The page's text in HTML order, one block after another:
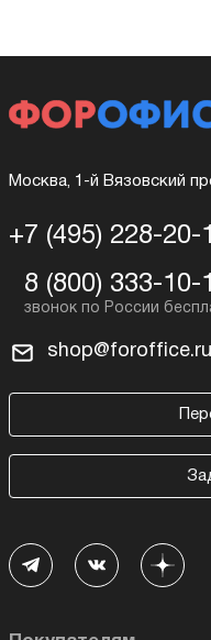
Москва, 1-й Вязовский
+7 (495) 228-20-
8 (800) 333-10-
shop@foroffice.ru